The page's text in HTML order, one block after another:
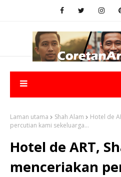
Laman utama Shah Alam
Hotel de
percutian kami sekeluarga...
Hotel de ART,
menceriakan